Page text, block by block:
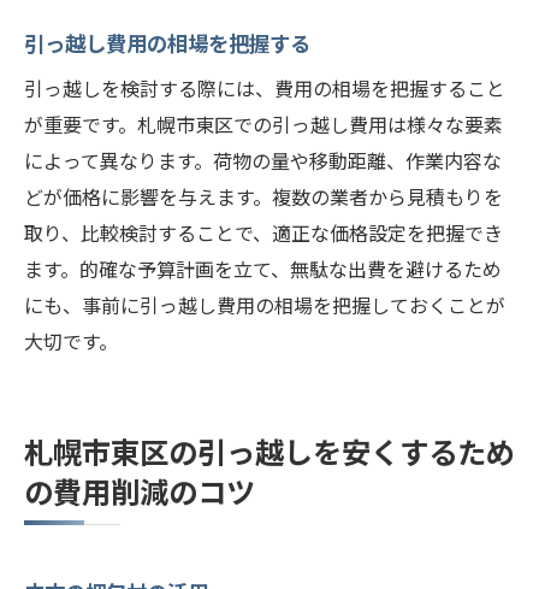
引っ越し費用の相場を把握する
引っ越しを検討する際には、費用の相場を把握すること
が重要です。札幌市東区での引っ越し費用は様々な要素
によって異なります。荷物の量や移動距離、作業内容な
どが価格に影響を与えます。複数の業者から見積もりを
取り、比較検討することで、適正な価格設定を把握でき
ます。的確な予算計画を立て、無駄な出費を避けるため
にも、事前に引っ越し費用の相場を把握しておくことが
大切です。
札幌市東区の引っ越しを安くするため
の費用削減のコツ